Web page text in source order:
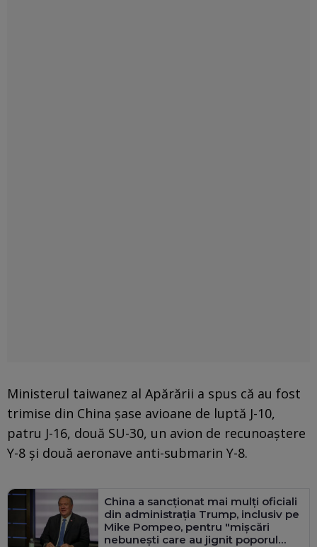
Ministerul taiwanez al Apărării a spus că au fost
trimise din China şase avioane de luptă J-10,
patru J-16, două SU-30, un avion de recunoaştere
Y-8 şi două aeronave anti-submarin Y-8.
China a sancţionat mai mulţi oficiali
din administraţia Trump, inclusiv pe
Mike Pompeo, pentru "mişcări
nebuneşti care au jignit poporul